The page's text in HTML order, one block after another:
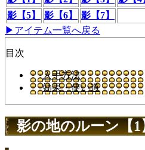
影【5】
影【6】
影【7】
▶アイテム一覧へ戻る
目次
入手方法
効果・使い道
影の地のルーン【